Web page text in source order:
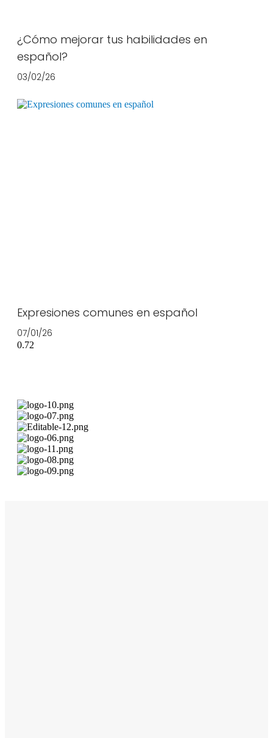
¿Cómo mejorar tus habilidades en
español?
03/02/26
Expresiones comunes en español
07/01/26